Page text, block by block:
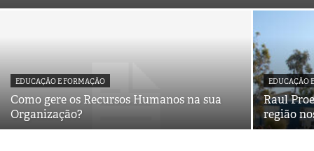
EDUCAÇÃO E FORMAÇÃO
Como gere os Recursos Humanos na sua
Organização?
EDUCAÇÃO
Raul
região